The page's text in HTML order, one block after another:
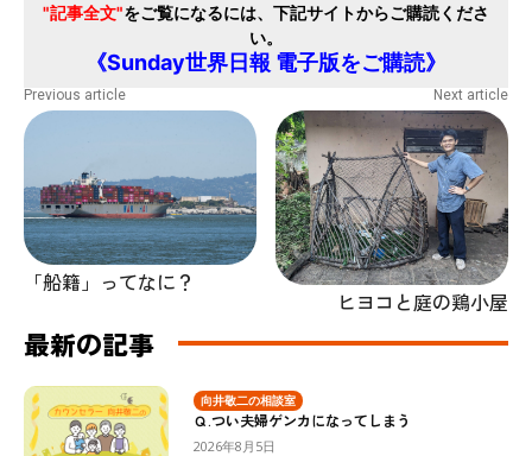
"記事全文"をご覧になるには、下記サイトからご購読くださ
い。
《Sunday世界日報 電子版をご購読》
Previous article
「船籍」ってなに？
Next article
ヒヨコと庭の鶏小屋
最新の記事
向井敬二の相談室
Ｑ.つい夫婦ゲンカになってしまう
2026年8月5日